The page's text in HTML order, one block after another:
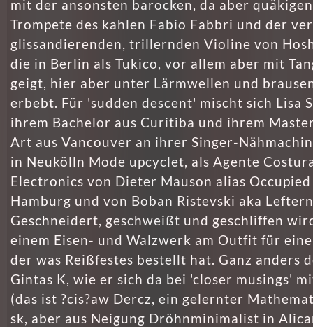
mit der ansonsten barocken, da aber
Trompete des kahlen Fabio Fabbri und der
glissandierenden, trillernden Violine von
die in Berlin als Tukico, vor allem aber mit
geigt, hier aber unter Lärmwellen und
erbebt. Für 'sudden descent' mischt sich Lisa
ihrem Bachelor aus Curitiba und ihrem
Art aus Vancouver an ihrer Singer-
in Neukölln Mode upcyclet, als Agente
Electronics von Dieter Mauson alias
Hamburg und von Boban Ristevski aka
Geschneidert, geschweißt und geschliffen
einem Eisen- und Walzwerk am Outfit für
der was Reißfestes bestellt hat. Ganz anders
Gintas K, wie er sich da bei 'closer musings'
(das ist ?cis?aw Dercz, ein gelernter
sk, aber aus Neigung Dröhnminimalist in